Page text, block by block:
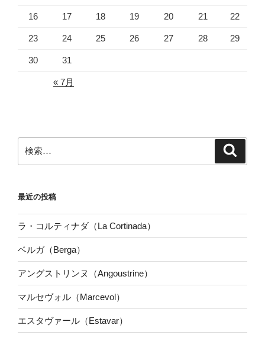
16 17 18 19 20 21 22
23 24 25 26 27 28 29
30 31
« 7月
索:
最近の投稿
ラ・コルティナダ（La Cortinada）
ベルガ（Berga）
アングストリンヌ（Angoustrine）
マルセヴォル（Marcevol）
エスタヴァール（Estavar）